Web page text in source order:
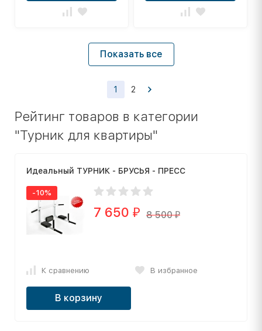
Показать все
1 2
Рейтинг товаров в категории
"Турник для квартиры"
Идеальный ТУРНИК - БРУСЬЯ - ПРЕСС
-10%
7 650 ₽ 8 500₽
К сравнению В избранное
В корзину